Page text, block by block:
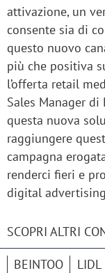
attivazione, un
consente sia di
questo nuovo
più che positiva
l’offerta retail
Sales Manager
questa nuova
raggiungere
campagna
renderci fieri e
digital
SCOPRI ALTRI
BEINTOO LIDL